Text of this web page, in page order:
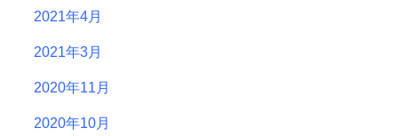
2021年4月
2021年3月
2020年11月
2020年10月